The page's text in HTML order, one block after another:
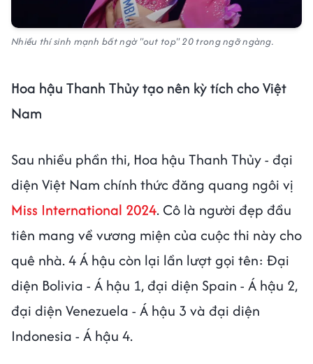
Nhiều thí sinh mạnh bất ngờ "out top" 20 trong ngỡ ngàng.
Hoa hậu Thanh Thủy tạo nên kỳ tích cho Việt
Nam
Sau nhiều phần thi, Hoa hậu Thanh Thủy - đại
diện Việt Nam chính thức đăng quang ngôi vị
Miss International 2024. Cô là người đẹp đầu
tiên mang về vương miện của cuộc thi này cho
quê nhà. 4 Á hậu còn lại lần lượt gọi tên: Đại
diện Bolivia - Á hậu 1, đại diện Spain - Á hậu 2,
đại diện Venezuela - Á hậu 3 và đại diện
Indonesia - Á hậu 4.